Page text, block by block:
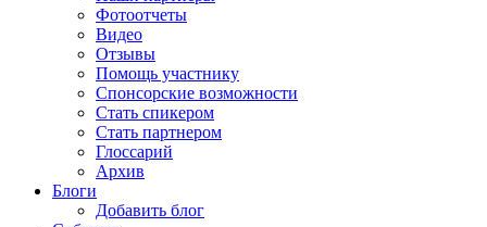
Фотоотчеты
Видео
Отзывы
Помощь участнику
Спонсорские возможности
Стать спикером
Стать партнером
Глоссарий
Архив
Блоги
Добавить блог